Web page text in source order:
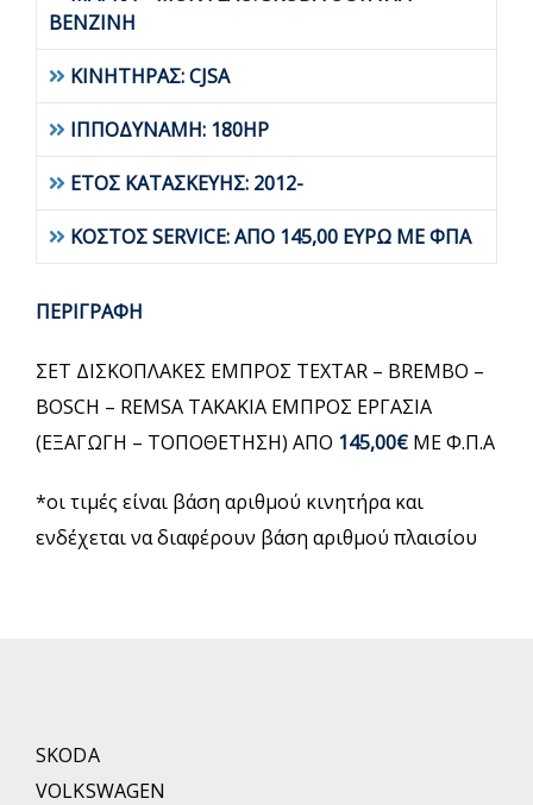
BENZINH
ΚΙΝΗΤΗΡΑΣ: CJSA
ΙΠΠΟΔΥΝΑΜΗ: 180HP
ΕΤΟΣ ΚΑΤΑΣΚΕΥΗΣ: 2012-
ΚΟΣΤΟΣ SERVICE: ΑΠΟ 145,00 ΕΥΡΩ ΜΕ ΦΠΑ
ΠΕΡΙΓΡΑΦΗ
ΣΕΤ ΔΙΣΚΟΠΛΑΚΕΣ ΕΜΠΡΟΣ TEXTAR – BREMBO –
BOSCH – REMSA ΤΑΚΑΚΙΑ ΕΜΠΡΟΣ ΕΡΓΑΣΙΑ
(ΕΞΑΓΩΓΗ – ΤΟΠΟΘΕΤΗΣΗ) ΑΠΟ 145,00€ ΜΕ Φ.Π.Α
*οι τιμές είναι βάση αριθμού κινητήρα και
ενδέχεται να διαφέρουν βάση αριθμού πλαισίου
SKODA
VOLKSWAGEN